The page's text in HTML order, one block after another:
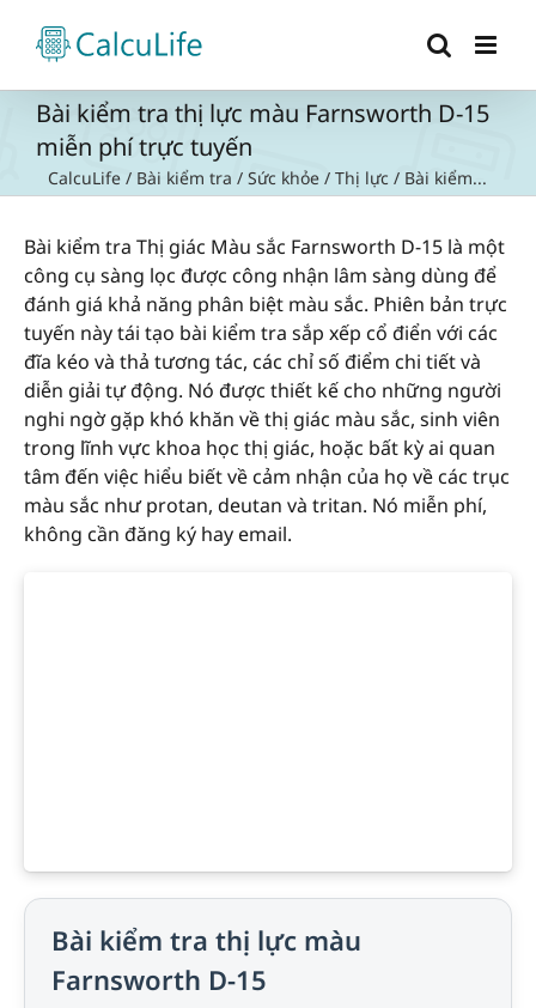
content
Bài kiểm tra thị lực màu Farnsworth D-15
miễn phí trực tuyến
CalcuLife / Bài kiểm tra / Sức khỏe / Thị lực / Bài kiểm...
Bài kiểm tra Thị giác Màu sắc Farnsworth D-15 là một
công cụ sàng lọc được công nhận lâm sàng dùng để
đánh giá khả năng phân biệt màu sắc. Phiên bản trực
tuyến này tái tạo bài kiểm tra sắp xếp cổ điển với các
đĩa kéo và thả tương tác, các chỉ số điểm chi tiết và
diễn giải tự động. Nó được thiết kế cho những người
nghi ngờ gặp khó khăn về thị giác màu sắc, sinh viên
trong lĩnh vực khoa học thị giác, hoặc bất kỳ ai quan
tâm đến việc hiểu biết về cảm nhận của họ về các trục
màu sắc như protan, deutan và tritan. Nó miễn phí,
không cần đăng ký hay email.
Bài kiểm tra thị lực màu
Farnsworth D-15